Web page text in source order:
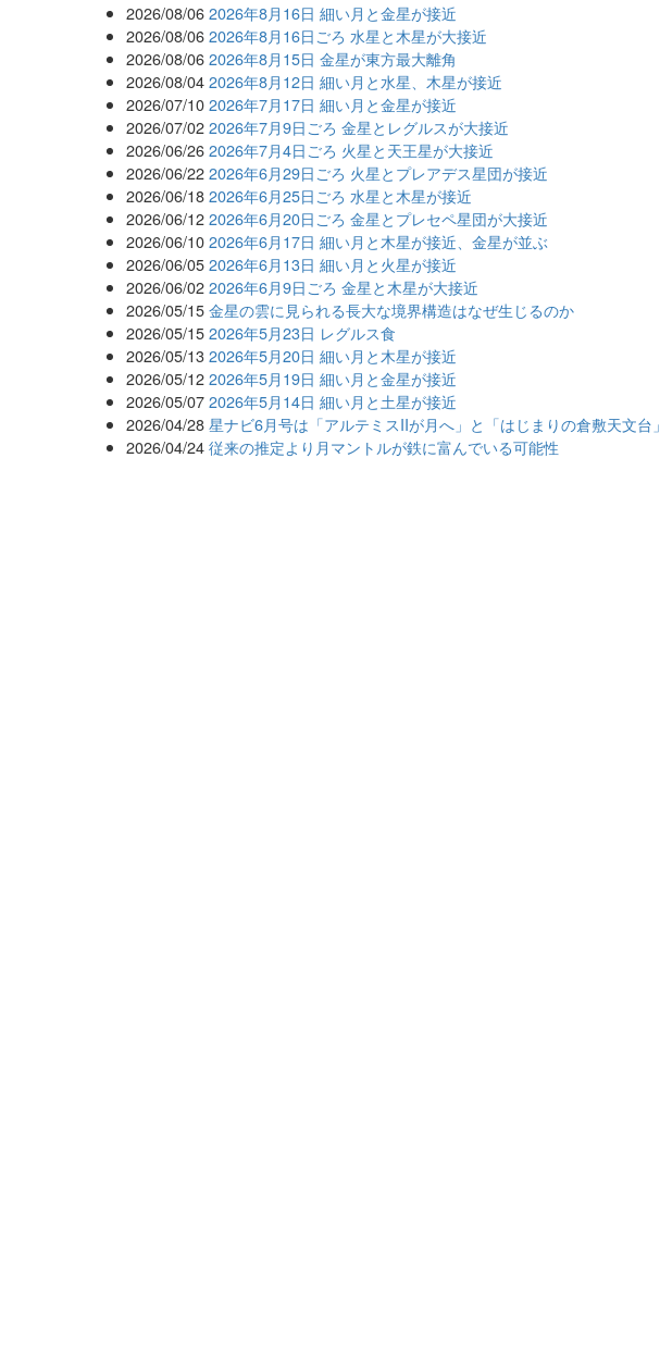
2026/08/06 2026年8月16日 細い月と金星が接近
2026/08/06 2026年8月16日ごろ 水星と木星が大接近
2026/08/06 2026年8月15日 金星が東方最大離角
2026/08/04 2026年8月12日 細い月と水星、木星が接近
2026/07/10 2026年7月17日 細い月と金星が接近
2026/07/02 2026年7月9日ごろ 金星とレグルスが大接近
2026/06/26 2026年7月4日ごろ 火星と天王星が大接近
2026/06/22 2026年6月29日ごろ 火星とプレアデス星団が接近
2026/06/18 2026年6月25日ごろ 水星と木星が接近
2026/06/12 2026年6月20日ごろ 金星とプレセペ星団が大接近
2026/06/10 2026年6月17日 細い月と木星が接近、金星が並ぶ
2026/06/05 2026年6月13日 細い月と火星が接近
2026/06/02 2026年6月9日ごろ 金星と木星が大接近
2026/05/15 金星の雲に見られる長大な境界構造はなぜ生じるのか
2026/05/15 2026年5月23日 レグルス食
2026/05/13 2026年5月20日 細い月と木星が接近
2026/05/12 2026年5月19日 細い月と金星が接近
2026/05/07 2026年5月14日 細い月と土星が接近
2026/04/28 星ナビ6月号は「アルテミスIIが月へ」と「はじまりの倉敷天文台」
2026/04/24 従来の推定より月マントルが鉄に富んでいる可能性